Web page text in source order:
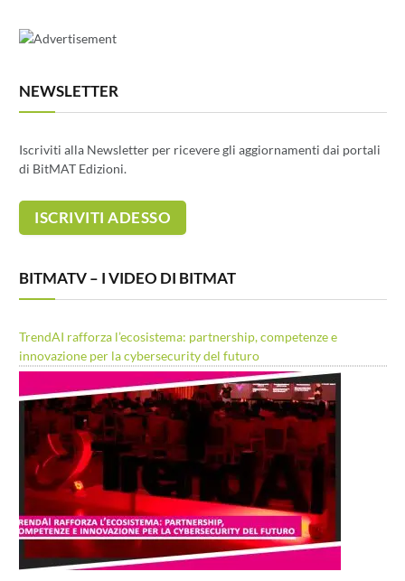
NEWSLETTER
Iscriviti alla Newsletter per ricevere gli aggiornamenti dai portali
di BitMAT Edizioni.
BITMATV – I VIDEO DI BITMAT
TrendAI rafforza l’ecosistema: partnership, competenze e
innovazione per la cybersecurity del futuro